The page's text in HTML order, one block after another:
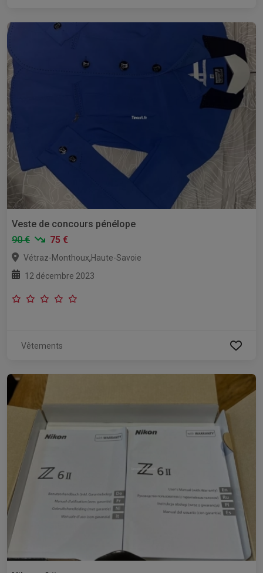
Veste de concours pénélope
90 €
75 €
Vétraz-Monthoux,Haute-Savoie
12 décembre 2023
Vêtements